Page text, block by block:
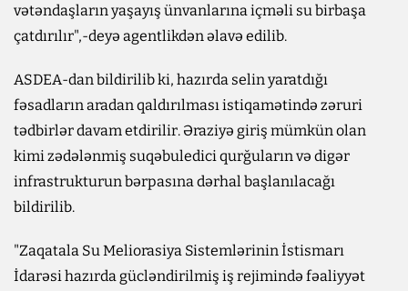
vətəndaşların yaşayış ünvanlarına içməli su birbaşa
çatdırılır",-deyə agentlikdən əlavə edilib.
ASDEA-dan bildirilib ki, hazırda selin yaratdığı
fəsadların aradan qaldırılması istiqamətində zəruri
tədbirlər davam etdirilir. Əraziyə giriş mümkün olan
kimi zədələnmiş suqəbuledici qurğuların və digər
infrastrukturun bərpasına dərhal başlanılacağı
bildirilib.
"Zaqatala Su Meliorasiya Sistemlərinin İstismarı
İdarəsi hazırda gücləndirilmiş iş rejimində fəaliyyət